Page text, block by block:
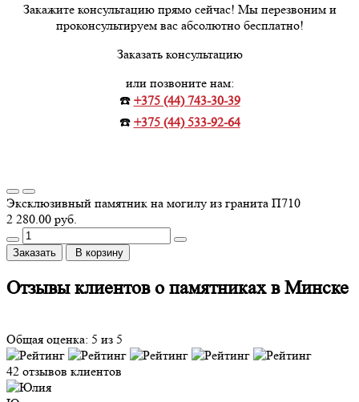
Закажите консультацию прямо сейчас! Мы перезвоним и
проконсультируем вас абсолютно бесплатно!
Заказать консультацию
или позвоните нам:
☎️ +375 (44) 743-30-39
☎️ +375 (44) 533-92-64
Эксклюзивный памятник на могилу из гранита П710
2 280.00 руб.
Заказать В корзину
Отзывы клиентов о памятниках в Минске
Общая оценка: 5 из 5
42 отзывов клиентов